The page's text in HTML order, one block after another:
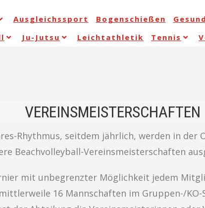
Ausgleichssport Bogenschießen
Ju-Jutsu Leichtathletik Tennis
VEREINSMEISTERSCHAFTEN
Rhythmus, seitdem jährlich, werden in der
Beachvolleyball-Vereinsmeisterschaften
mit unbegrenzter Möglichkeit jedem
16 Mannschaften im Gruppen-/